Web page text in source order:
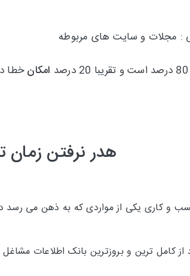
: مجلات و سایت های مربوطه
امکانخطا
هدر نرفتن زمان
کاری یکی از مواردی که به ذهن می رسد
از کامل ترین و بروزترین بانک اطلاعات